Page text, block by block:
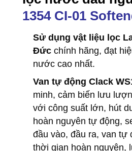
1354 CI-01
Sử dụng vật liệu lọc
Đức chính hãng, đạt
nước cao nhất.
Van tự động Clack
minh, cảm biến lưu
với công suất lớn, hút
hoàn nguyên tự động,
đầu vào, đầu ra, van tự
thời gian hoàn nguyên,